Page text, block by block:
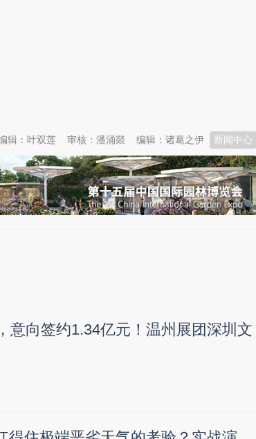
新闻中心
编辑：诸葛之伊
审核：潘涌燚
辑：叶双莲
意向签约1.34亿元！温州展团深圳文